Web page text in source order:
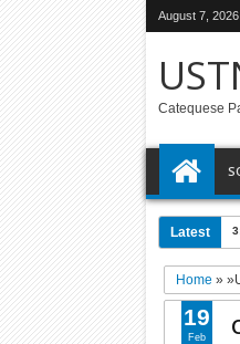
August 7, 2026
Catequese
Latest
Home »
19
Feb